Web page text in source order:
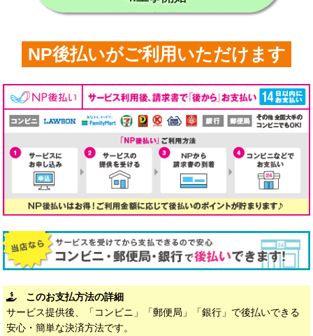
NP後払いがご利用いただけます
このお支払方法の詳細
サービス提供後、「コンビニ」「郵便局」「銀行」で後払いできる
安心・簡単な決済方法です。